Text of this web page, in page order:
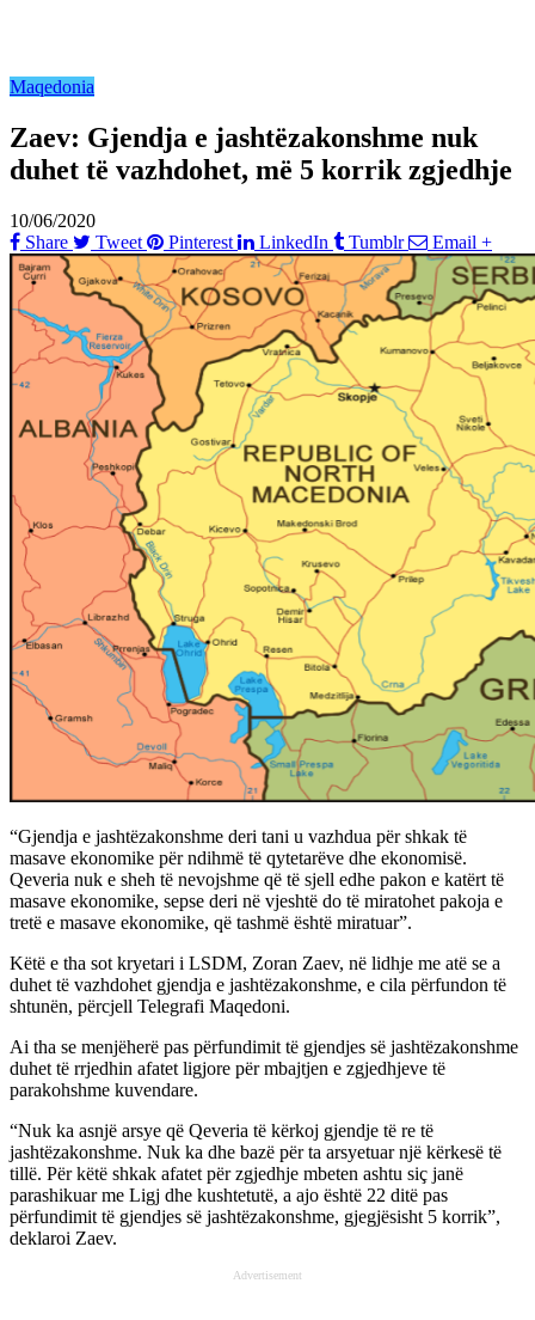
Maqedonia
Zaev: Gjendja e jashtëzakonshme nuk
duhet të vazhdohet, më 5 korrik zgjedhje
10/06/2020
Share
Tweet Pinterest LinkedIn Tumblr Email +
“Gjendja e jashtëzakonshme deri tani u vazhdua për shkak të
masave ekonomike për ndihmë të qytetarëve dhe ekonomisë.
Qeveria nuk e sheh të nevojshme që të sjell edhe pakon e katërt të
masave ekonomike, sepse deri në vjeshtë do të miratohet pakoja e
tretë e masave ekonomike, që tashmë është miratuar”.
Këtë e tha sot kryetari i LSDM, Zoran Zaev, në lidhje me atë se a
duhet të vazhdohet gjendja e jashtëzakonshme, e cila përfundon të
shtunën, përcjell Telegrafi Maqedoni.
Ai tha se menjëherë pas përfundimit të gjendjes së jashtëzakonshme
duhet të rrjedhin afatet ligjore për mbajtjen e zgjedhjeve të
parakohshme kuvendare.
“Nuk ka asnjë arsye që Qeveria të kërkoj gjendje të re të
jashtëzakonshme. Nuk ka dhe bazë për ta arsyetuar një kërkesë të
tillë. Për këtë shkak afatet për zgjedhje mbeten ashtu siç janë
parashikuar me Ligj dhe kushtetutë, a ajo është 22 ditë pas
përfundimit të gjendjes së jashtëzakonshme, gjegjësisht 5 korrik”,
deklaroi Zaev.
Advertisement